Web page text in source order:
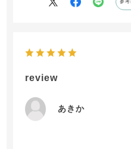
参考
review
あきか